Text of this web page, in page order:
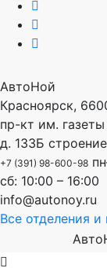
АвтоНой
Красноярск,
пр-кт им.
д. 133Б
+7 (391) 98-600-98
сб: 10:00 – 16:00
info@autonoy.ru
Все отделения и